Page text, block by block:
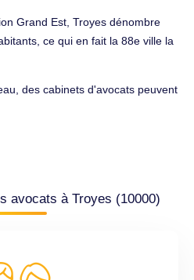
Grand Est, Troyes dénombre
ce qui en fait la 88e ville la
des cabinets d'avocats peuvent
avocats à Troyes (10000)